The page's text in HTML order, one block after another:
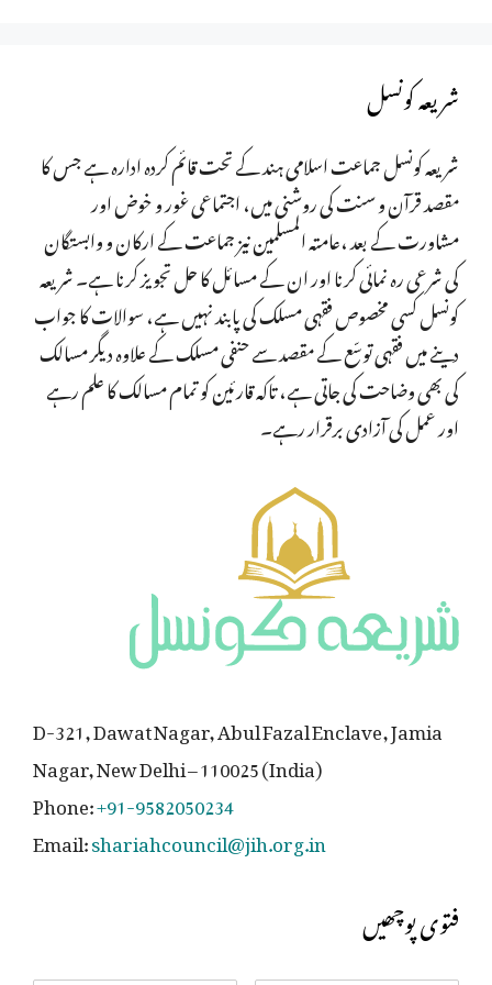
شریعہ کونسل
شریعہ کونسل جماعت اسلامی ہند کے تحت قائم کردہ ادارہ ہے جس کا
مقصد قرآن و سنت کی روشنی میں، اجتماعی غور و خوض اور
مشاورت کے بعد ،عامتہ المسلمین نیز جماعت کے ارکان و وابستگان
کی شرعی رہ نمائی کرنا اور ان کے مسائل کا حل تجویز کرنا ہے۔ شریعہ
کونسل کسی مخصوص فقہی مسلک کی پابند نہیں ہے، سوالات کا جواب
دینے میں فقہی توسّع کے مقصد سے حنفی مسلک کے علاوہ دیگر مسالک
کی بھی وضاحت کی جاتی ہے، تاکہ قارئین کو تمام مسالک کا علم رہے
اور عمل کی آزادی برقرار رہے۔
D-321, Dawat Nagar, Abul Fazal Enclave, Jamia
Nagar, New Delhi – 110025 (India)
Phone:+91-9582050234
Email:shariahcouncil@jih.org.in
فتوی پوچھیں